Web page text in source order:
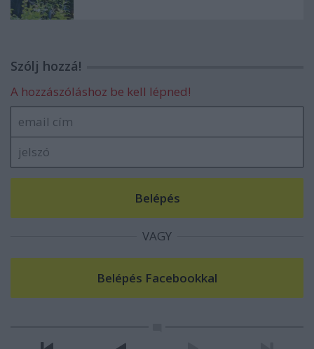
Szólj hozzá!
A hozzászóláshoz be kell lépned!
VAGY